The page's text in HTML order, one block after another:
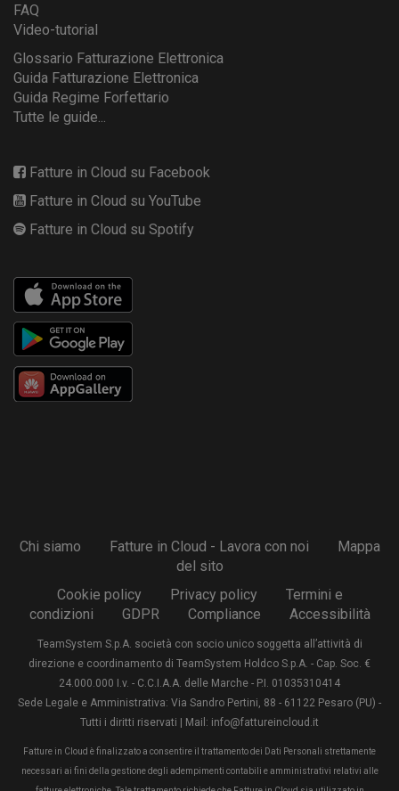
FAQ
Video-tutorial
Glossario Fatturazione Elettronica
Guida Fatturazione Elettronica
Guida Regime Forfettario
Tutte le guide...
Fatture in Cloud su Facebook
Fatture in Cloud su YouTube
Fatture in Cloud su Spotify
Chi siamo Fatture in Cloud - Lavora con noi
Mappa
del sito
Cookie policy
Privacy policy
Termini e
condizioni
GDPR Compliance Accessibilità
TeamSystem S.p.A. società con socio unico soggetta all’attività di
direzione e coordinamento di TeamSystem Holdco S.p.A. - Cap. Soc. €
24.000.000 I.v. - C.C.I.A.A. delle Marche - P.I. 01035310414
Sede Legale e Amministrativa: Via Sandro Pertini, 88 - 61122 Pesaro (PU) -
Tutti i diritti riservati | Mail: info@fattureincloud.it
Fatture in Cloud è finalizzato a consentire il trattamento dei Dati Personali strettamente
necessari ai fini della gestione degli adempimenti contabili e amministrativi relativi alle